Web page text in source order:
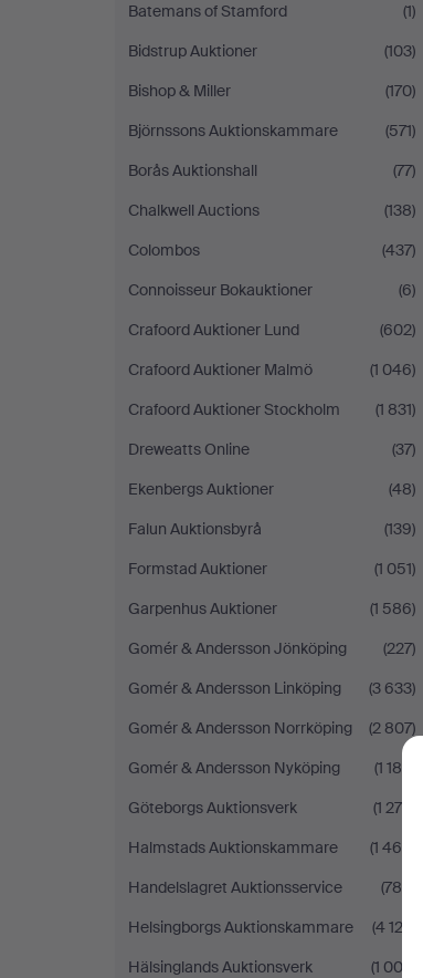
Batemans of Stamford
(1)
Bidstrup Auktioner
(103)
Bishop & Miller
(170)
Björnssons Auktionskammare
(571)
Borås Auktionshall
(77)
Chalkwell Auctions
(138)
Colombos
(437)
Connoisseur Bokauktioner
(6)
Crafoord Auktioner Lund
(602)
Crafoord Auktioner Malmö
(1 046)
Crafoord Auktioner Stockholm
(1 831)
Dreweatts Online
(37)
Ekenbergs Auktioner
(48)
Falun Auktionsbyrå
(139)
Formstad Auktioner
(1 051)
Garpenhus Auktioner
(1 586)
Gomér & Andersson Jönköping
(227)
Gomér & Andersson Linköping
(3 633)
Gomér & Andersson Norrköping
(2 807)
Gomér & Andersson Nyköping
(1 188)
Göteborgs Auktionsverk
(1 275)
Halmstads Auktionskammare
(1 465)
Handelslagret Auktionsservice
(786)
Helsingborgs Auktionskammare
(4 123)
Hälsinglands Auktionsverk
(1 003)